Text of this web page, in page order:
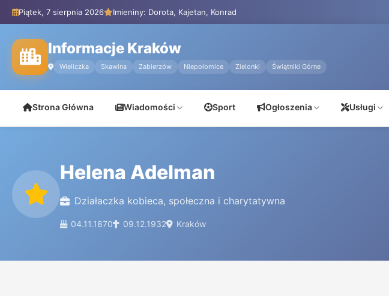
Piątek, 7 sierpnia 2026 Imieniny: Dorota, Kajetan, Konrad
Informacje Kraków
Wieliczka Skawina Zabierzów Niepołomice Zielonki Świątniki Górne
Strona Główna Wiadomości Sport Ogłoszenia Usługi
Helena Adelman
Działaczka kobieca, społeczna i charytatywna
04.11.1870 09.12.1932 Kraków